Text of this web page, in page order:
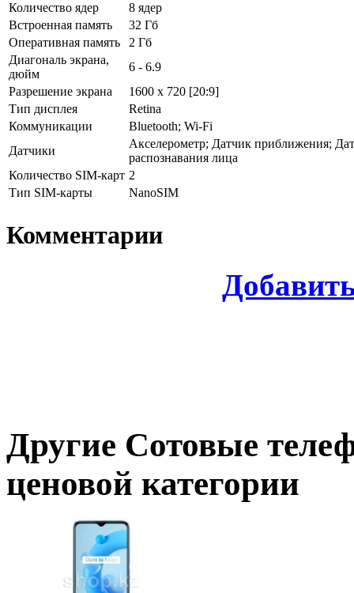
Количество ядер
8 ядер
Встроенная память
32 Гб
Оперативная память
2 Гб
Диагональ экрана,
дюйм
6 - 6.9
Разрешение экрана
1600 х 720 [20:9]
Тип дисплея
Retina
Коммуникации
Bluetooth; Wi-Fi
Датчики
Акселерометр; Датчик приближения;
распознавания лица
Количество SIM-карт 2
Тип SIM-карты
NanoSIM
Комментарии
Другие Сотовые
ценовой категории